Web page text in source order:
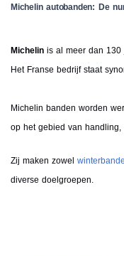
Michelin autobanden: De
Michelin is al meer dan
Het Franse bedrijf staat
Michelin banden worden
op het gebied van
Zij maken zowel
diverse doelgroepen.